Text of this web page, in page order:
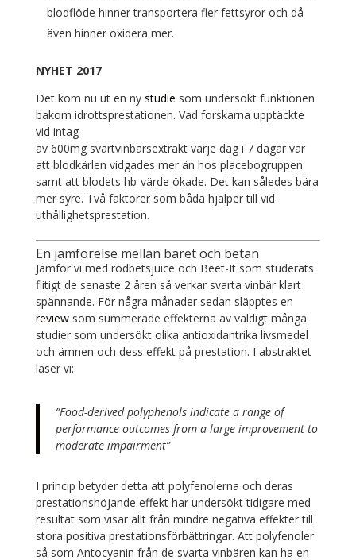
blodflöde hinner transportera fler fettsyror och då
även hinner oxidera mer.
NYHET 2017
Det kom nu ut en ny studie som undersökt funktionen
bakom idrottsprestationen. Vad forskarna upptäckte
vid intag
av 600mg svartvinbärsextrakt varje dag i 7 dagar var
att blodkärlen vidgades mer än hos placebogruppen
samt att blodets hb-värde ökade. Det kan således bära
mer syre. Två faktorer som båda hjälper till vid
uthållighetsprestation.
En jämförelse mellan bäret och betan
Jämför vi med rödbetsjuice och Beet-It som studerats
flitigt de senaste 2 åren så verkar svarta vinbär klart
spännande. För några månader sedan släpptes en
reviewsom summerade effekterna av väldigt många
studier som undersökt olika antioxidantrika livsmedel
och ämnen och dess effekt på prestation. I abstraktet
läser vi:
”Food-derived polyphenols indicate a range of
performance outcomes from a large improvement to
moderate impairment”
I princip betyder detta att polyfenolerna och deras
prestationshöjande effekt har undersökt tidigare med
resultat som visar allt från mindre negativa effekter till
stora positiva prestationsförbättringar. Att polyfenoler
så som Antocyanin från de svarta vinbären kan ha en